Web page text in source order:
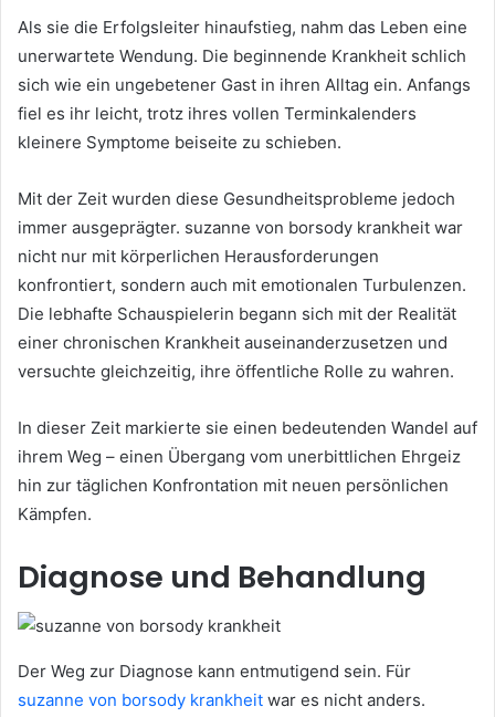
Als sie die Erfolgsleiter hinaufstieg, nahm das Leben eine
unerwartete Wendung. Die beginnende Krankheit schlich
sich wie ein ungebetener Gast in ihren Alltag ein. Anfangs
fiel es ihr leicht, trotz ihres vollen Terminkalenders
kleinere Symptome beiseite zu schieben.
Mit der Zeit wurden diese Gesundheitsprobleme jedoch
immer ausgeprägter. suzanne von borsody krankheit war
nicht nur mit körperlichen Herausforderungen
konfrontiert, sondern auch mit emotionalen Turbulenzen.
Die lebhafte Schauspielerin begann sich mit der Realität
einer chronischen Krankheit auseinanderzusetzen und
versuchte gleichzeitig, ihre öffentliche Rolle zu wahren.
In dieser Zeit markierte sie einen bedeutenden Wandel auf
ihrem Weg – einen Übergang vom unerbittlichen Ehrgeiz
hin zur täglichen Konfrontation mit neuen persönlichen
Kämpfen.
Diagnose und Behandlung
Der Weg zur Diagnose kann entmutigend sein. Für
suzanne von borsody krankheit war es nicht anders.